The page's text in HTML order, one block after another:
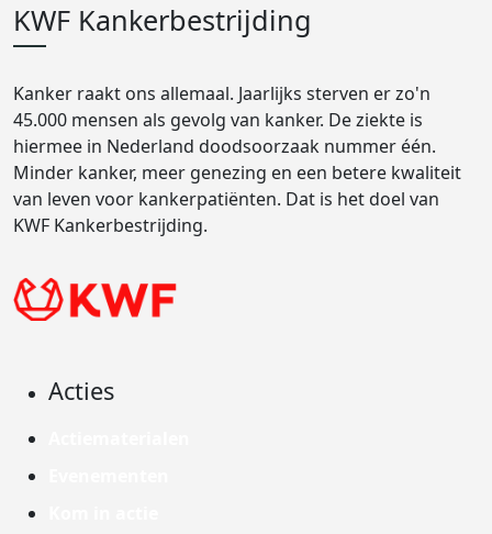
KWF Kankerbestrijding
Kanker raakt ons allemaal. Jaarlijks sterven er zo'n
45.000 mensen als gevolg van kanker. De ziekte is
hiermee in Nederland doodsoorzaak nummer één.
Minder kanker, meer genezing en een betere kwaliteit
van leven voor kankerpatiënten. Dat is het doel van
KWF Kankerbestrijding.
Acties